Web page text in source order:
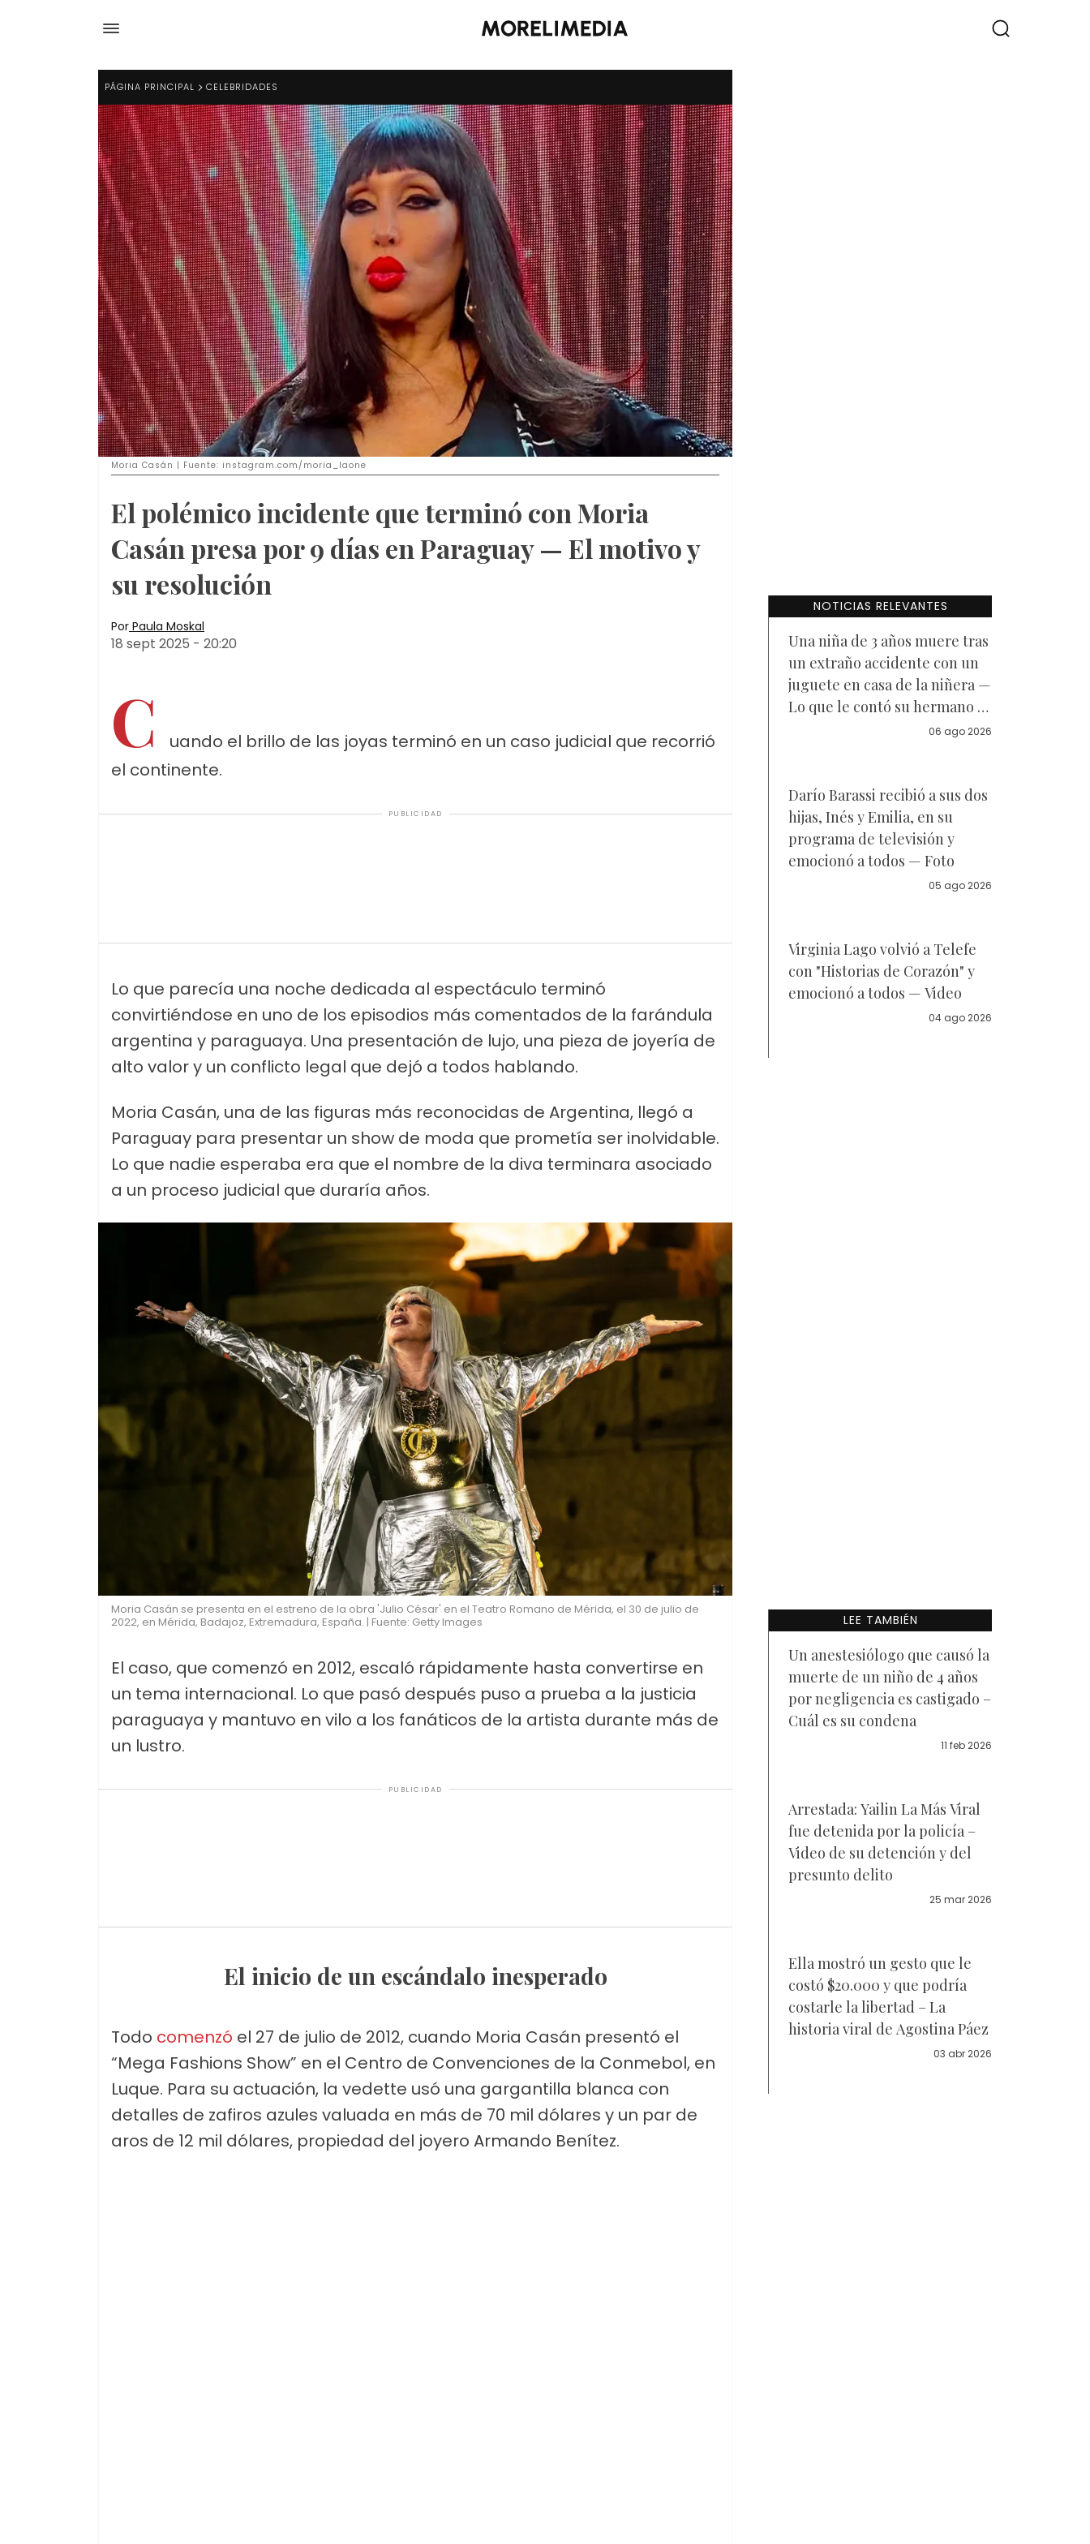
PÁGINA PRINCIPAL CELEBRIDADES
Moria Casán | Fuente: instagram.com/moria_laone
El polémico incidente que terminó con Moria
Casán presa por 9 días en Paraguay — El motivo y
su resolución
Por Paula Moskal
18 sept 2025 - 20:20
C
uando el brillo de las joyas terminó en un caso judicial que recorrió
el continente.
PUBLICIDAD
Lo que parecía una noche dedicada al espectáculo terminó
convirtiéndose en uno de los episodios más comentados de la farándula
argentina y paraguaya. Una presentación de lujo, una pieza de joyería de
alto valor y un conflicto legal que dejó a todos hablando.
Moria Casán, una de las figuras más reconocidas de Argentina, llegó a
Paraguay para presentar un show de moda que prometía ser inolvidable.
Lo que nadie esperaba era que el nombre de la diva terminara asociado
a un proceso judicial que duraría años.
Moria Casán se presenta en el estreno de la obra 'Julio César' en el Teatro Romano de Mérida, el 30 de julio de
2022, en Mérida, Badajoz, Extremadura, España. | Fuente: Getty Images
El caso, que comenzó en 2012, escaló rápidamente hasta convertirse en
un tema internacional. Lo que pasó después puso a prueba a la justicia
paraguaya y mantuvo en vilo a los fanáticos de la artista durante más de
un lustro.
PUBLICIDAD
El inicio de un escándalo inesperado
Todo comenzó el 27 de julio de 2012, cuando Moria Casán presentó el
“Mega Fashions Show” en el Centro de Convenciones de la Conmebol, en
Luque. Para su actuación, la vedette usó una gargantilla blanca con
detalles de zafiros azules valuada en más de 70 mil dólares y un par de
aros de 12 mil dólares, propiedad del joyero Armando Benítez.
NOTICIAS RELEVANTES
Una niña de 3 años muere tras
un extraño accidente con un
juguete en casa de la niñera —
Lo que le contó su hermano a
06 ago 2026
Darío Barassi recibió a sus dos
hijas, Inés y Emilia, en su
programa de televisión y
emocionó a todos — Foto
05 ago 2026
Virginia Lago volvió a Telefe
con "Historias de Corazón" y
emocionó a todos — Video
04 ago 2026
LEE TAMBIÉN
Un anestesiólogo que causó la
muerte de un niño de 4 años
por negligencia es castigado –
Cuál es su condena
11 feb 2026
Arrestada: Yailin La Más Viral
fue detenida por la policía –
Video de su detención y del
presunto delito
25 mar 2026
Ella mostró un gesto que le
costó $20.000 y que podría
costarle la libertad – La
historia viral de Agostina Páez
03 abr 2026